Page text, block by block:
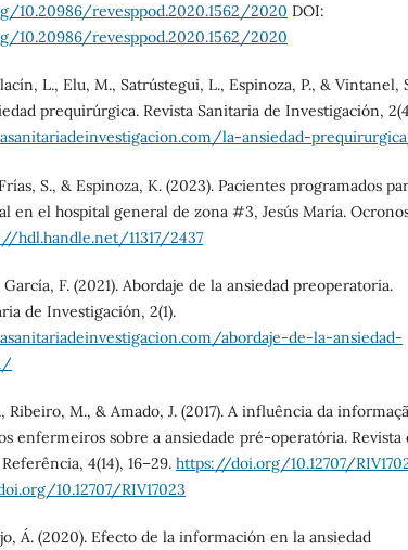
10.20986/revesppod.2020.1562/2020 DOI:
10.20986/revesppod.2020.1562/2020
L., Elu, M., Satrústegui, L., Espinoza, P., & Vintanel,
prequirúrgica. Revista Sanitaria de Investigación,
la-ansiedad-
S., & Espinoza, K. (2023). Pacientes programados
en el hospital general de zona #3, Jesús María.
hdl.handle.net/11317/2437
García, F. (2021). Abordaje de la ansiedad preoperatoria.
de Investigación, 2(1).
abordaje-de-la-ansiedad-
Ribeiro, M., & Amado, J. (2017). A influência da
enfermeiros sobre a ansiedade pré-operatória. Revista
4(14), 16–29. https://doi.org/10.12707/
10.12707/RIV17023
Á. (2020). Efecto de la información en la ansiedad